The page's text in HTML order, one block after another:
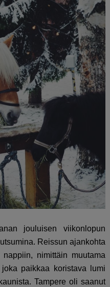
jouluisen viikonlopun
Reissun ajankohta
nimittäin muutama
paikkaa koristava lumi
Tampere oli saanut